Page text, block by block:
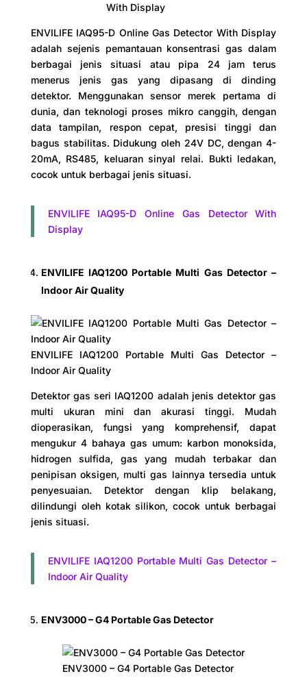
With Display
ENVILIFE IAQ95-D Online Gas Detector With Display
adalah sejenis pemantauan konsentrasi gas dalam
berbagai jenis situasi atau pipa 24 jam terus
menerus jenis gas yang dipasang di dinding
detektor. Menggunakan sensor merek pertama di
dunia, dan teknologi proses mikro canggih, dengan
data tampilan, respon cepat, presisi tinggi dan
bagus stabilitas. Didukung oleh 24V DC, dengan 4-
20mA, RS485, keluaran sinyal relai. Bukti ledakan,
cocok untuk berbagai jenis situasi.
ENVILIFE IAQ95-D Online Gas Detector With
Display
ENVILIFE IAQ1200 Portable Multi Gas Detector –
Indoor Air Quality
ENVILIFE IAQ1200 Portable Multi Gas Detector –
Indoor Air Quality
Detektor gas seri IAQ1200 adalah jenis detektor gas
multi ukuran mini dan akurasi tinggi. Mudah
dioperasikan, fungsi yang komprehensif, dapat
mengukur 4 bahaya gas umum: karbon monoksida,
hidrogen sulfida, gas yang mudah terbakar dan
penipisan oksigen, multi gas lainnya tersedia untuk
penyesuaian. Detektor dengan klip belakang,
dilindungi oleh kotak silikon, cocok untuk berbagai
jenis situasi.
ENVILIFE IAQ1200 Portable Multi Gas Detector –
Indoor Air Quality
ENV3000 – G4 Portable Gas Detector
ENV3000 – G4 Portable Gas Detector